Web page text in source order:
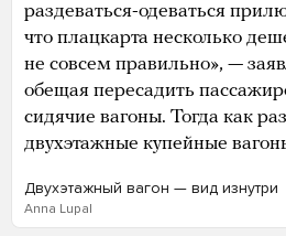
раздеваться-одеваться
что плацкарта несколько
не совсем правильно», —
обещая пересадить
сидячие вагоны. Тогда как
двухэтажные купейные
Двухэтажный вагон — вид изнутри
Anna Lupal